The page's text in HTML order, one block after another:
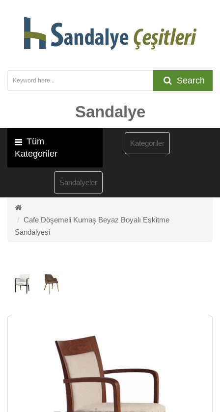
Search
Sandalye
Tüm
Kategoriler
Sandalyeler
Kategoriler
Cafe Döşemeli Kumaş Beyaz Boyalı Eskitme
Sandalyesi